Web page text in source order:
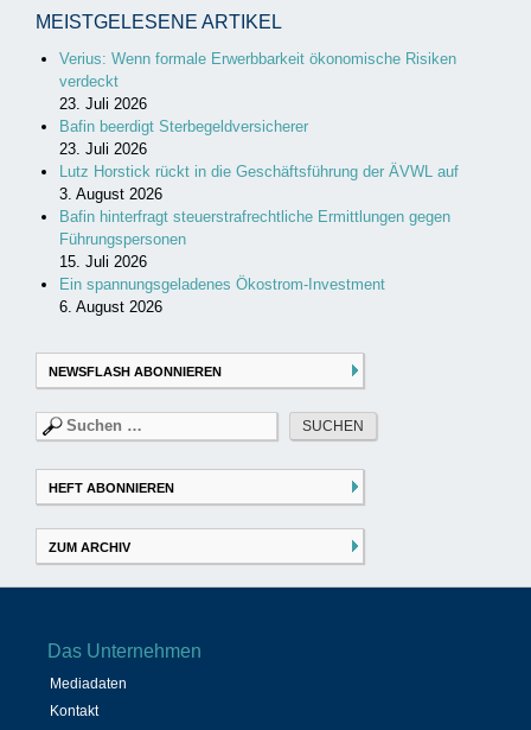
MEISTGELESENE ARTIKEL
Verius: Wenn formale Erwerbbarkeit ökonomische Risiken
verdeckt
23. Juli 2026
Bafin beerdigt Sterbegeldversicherer
23. Juli 2026
Lutz Horstick rückt in die Geschäftsführung der ÄVWL auf
3. August 2026
Bafin hinterfragt steuerstrafrechtliche Ermittlungen gegen
Führungspersonen
15. Juli 2026
Ein spannungsgeladenes Ökostrom-Investment
6. August 2026
NEWSFLASH ABONNIEREN
Suchen
nach:
HEFT ABONNIEREN
ZUM ARCHIV
Das Unternehmen
Mediadaten
Kontakt